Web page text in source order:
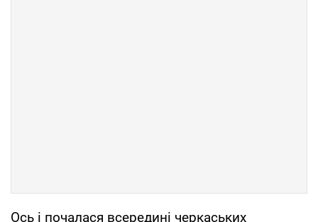
Ось і почалася всередині черкаських